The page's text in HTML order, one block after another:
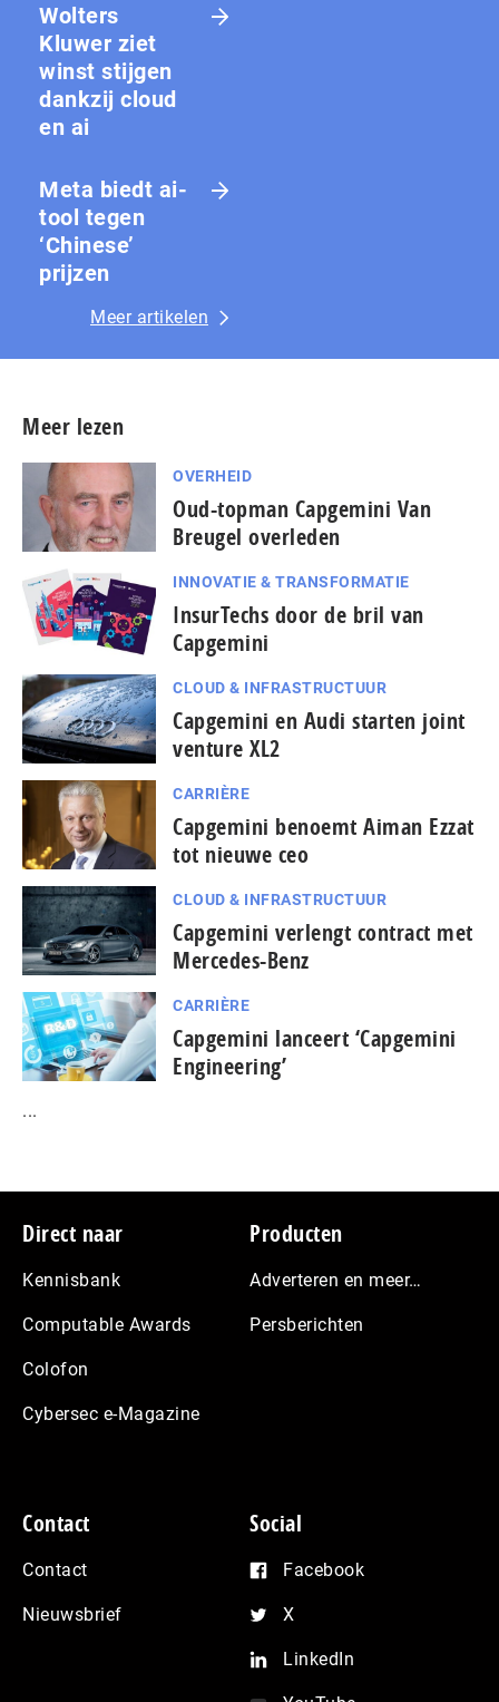
Wolters
Kluwer ziet
winst stijgen
dankzij cloud
en ai
Meta biedt ai-
tool tegen
‘Chinese’
prijzen
Meer artikelen
Meer lezen
OVERHEID
Oud-topman Capgemini Van
Breugel overleden
INNOVATIE & TRANSFORMATIE
InsurTechs door de bril van
Capgemini
CLOUD & INFRASTRUCTUUR
Capgemini en Audi starten joint
venture XL2
CARRIÈRE
Capgemini benoemt Aiman Ezzat
tot nieuwe ceo
CLOUD & INFRASTRUCTUUR
Capgemini verlengt contract met
Mercedes-Benz
CARRIÈRE
Capgemini lanceert ‘Capgemini
Engineering’
...
Footer
Direct naar
Kennisbank
Computable Awards
Colofon
Cybersec e-Magazine
Producten
Adverteren en meer…
Persberichten
Contact
Contact
Nieuwsbrief
Social
Facebook
X
LinkedIn